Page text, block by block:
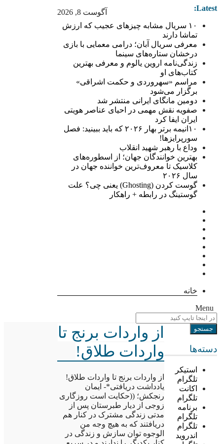
آگوست 8, 2026 Latest:
۱۰ سریال مشابه چیزهای عجیب که ارزش
تماشا دارند
معرفی سریال آبان؛ درامی معمایی با بازی
درخشان ستاره‌های سینما
زندگی‌نامه اروین یالوم و معرفی بهترین
کتاب‌های او
مراسم «سهروردی و حکمت اشراقی»
برگزار می‌شود
دومین مانگای ایرانی منتشر شد
صفویه نقش مهمی در احیای عناصر هویتی
ایران ایفا کرد
۱۰انیمه برتر بهار ۲۰۲۶ که باید ببینید: فصل
سورپرایزها!
وداع با رهبر شهید انقلاب
بهترین خوانندگان جهان؛ از اسطوره‌های
کلاسیک تا معروف‌ترین خواننده جهان در
سال ۲۰۲۶
گوست کردن (Ghosting) یعنی چی؟ علت
گوستینگ در رابطه + راهکار
خانه
Menu
دسته‌ها
استیکر
تلگرام
اکانت
تلگرام
برنامه
تلگرام
تلگرام
اندروید
از واردات برنج تا
واردات طلاق!
از واردات برنج تا واردات طلاق!
یادداشت دریافتی*- ایمان
رنجکش؛ ((حکایت است روزگاری
زوجی از دیار طبرستان پس از
مدتی زندگی مشترک در کنار هم
دریافتند که به هیچ وجه من
الوجوه توان سازش و زندگی در